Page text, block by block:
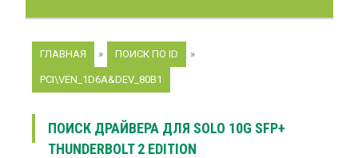
ГЛАВНАЯ » ПОИСК ПО ID »
PCI\VEN_1D6A&DEV_80B1
ПОИСК ДРАЙВЕРА ДЛЯ SOLO 10G SFP+
THUNDERBOLT 2 EDITION